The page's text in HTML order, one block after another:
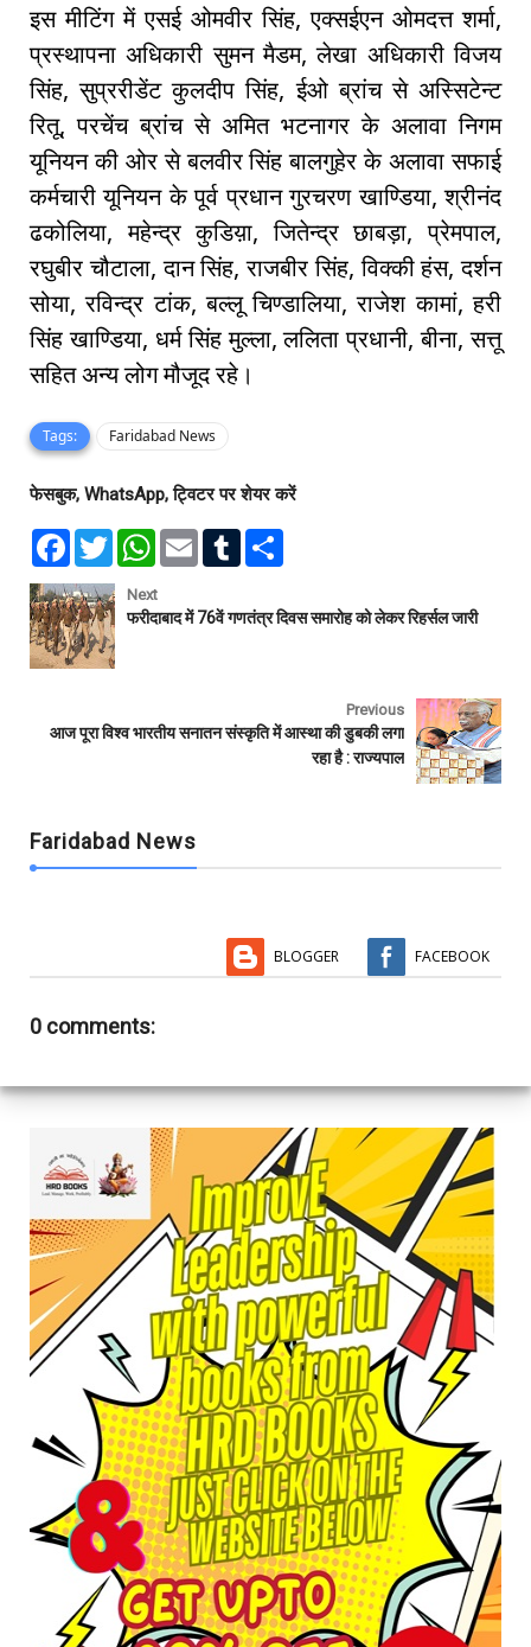
इस मीटिंग में एसई ओमवीर सिंह, एक्सईएन ओमदत्त शर्मा,
प्रस्थापना अधिकारी सुमन मैडम, लेखा अधिकारी विजय
सिंह, सुप्ररीडेंट कुलदीप सिंह, ईओ ब्रांच से अस्सिटेन्ट
रितू, परचेंच ब्रांच से अमित भटनागर के अलावा निगम
यूनियन की ओर से बलवीर सिंह बालगुहेर के अलावा सफाई
कर्मचारी यूनियन के पूर्व प्रधान गुरचरण खाण्डिया, श्रीनंद
ढकोलिया, महेन्द्र कुडिय़ा, जितेन्द्र छाबड़ा, प्रेमपाल,
रघुबीर चौटाला, दान सिंह, राजबीर सिंह, विक्की हंस, दर्शन
सोया, रविन्द्र टांक, बल्लू चिण्डालिया, राजेश कामां, हरी
सिंह खाण्डिया, धर्म सिंह मुल्ला, ललिता प्रधानी, बीना, सत्तू
सहित अन्य लोग मौजूद रहे।
Tags: Faridabad News
फेसबुक, WhatsApp, ट्विटर पर शेयर करें
F
e
b
o
o
k
T
w
t
t
e
r
W
t
s
E
l
T
l
e
Next
फरीदाबाद में 76वें गणतंत्र दिवस समारोह को लेकर रिहर्सल जारी
Previous
आज पूरा विश्व भारतीय सनातन संस्कृति में आस्था की डुबकी लगा
रहा है : राज्यपाल
Faridabad News
BLOGGER FACEBOOK
0 comments: